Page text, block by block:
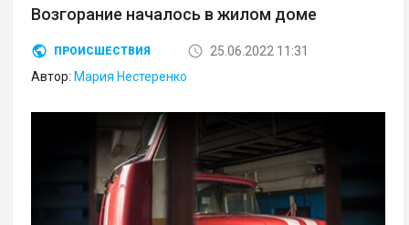
Возгорание началось в жилом доме
ПРОИСШЕСТВИЯ
25.06.2022 11:31
Автор: Мария Нестеренко